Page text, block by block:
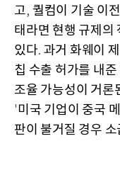
고, 퀄컴이 기술 이
태라면 현행 규제의
있다. 과거 화웨이
칩 수출 허가를 내준
조율 가능성이 거론
'미국 기업이 중국
판이 불거질 경우